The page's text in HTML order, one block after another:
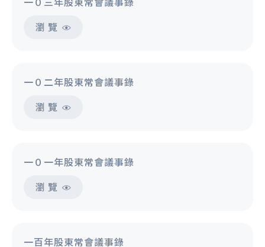
瀏 覽
一０二年股東常會議事錄
瀏 覽
一０一年股東常會議事錄
瀏 覽
一百年股東常會議事錄